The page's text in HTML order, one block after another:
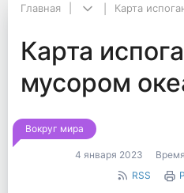
Карта
Главная Карта
Карта
мусором
Вокруг мира
4 января 2023
RSS